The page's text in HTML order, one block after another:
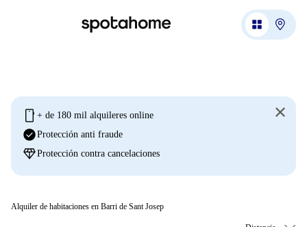
mobile + de 180 mil alquileres online
check_circleProtección anti fraude
diamondProtección contra cancelaciones
Alquiler de habitaciones en Barri de Sant Josep